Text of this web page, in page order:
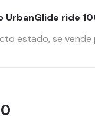
ride
estado, se vende